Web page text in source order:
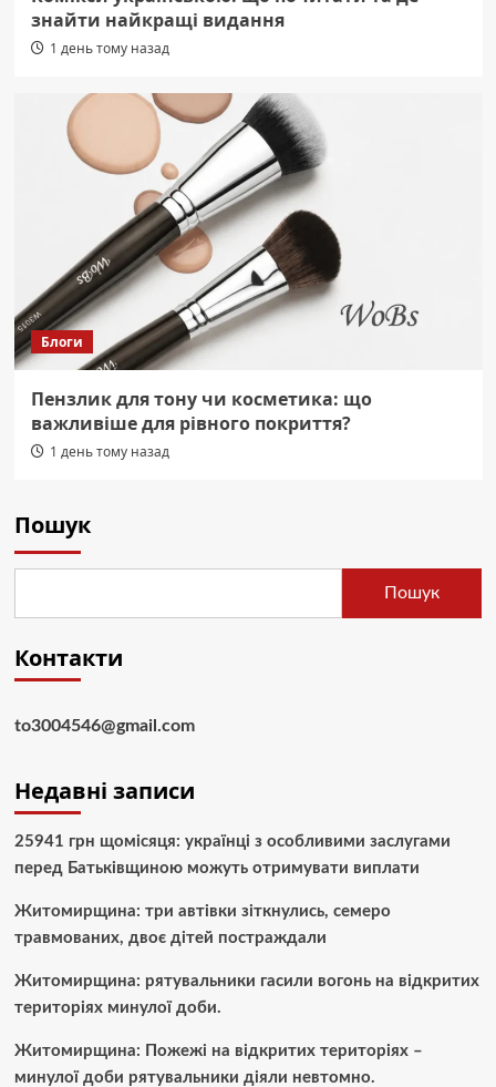
знайти найкращі видання
1 день тому назад
Блоги
Пензлик для тону чи косметика: що
важливіше для рівного покриття?
1 день тому назад
Пошук
Пошук
Контакти
to3004546@gmail.com
Недавні записи
25941 грн щомісяця: українці з особливими заслугами
перед Батьківщиною можуть отримувати виплати
Житомирщина: три автівки зіткнулись, семеро
травмованих, двоє дітей постраждали
Житомирщина: рятувальники гасили вогонь на відкритих
територіях минулої доби.
Житомирщина: Пожежі на відкритих територіях –
минулої доби рятувальники діяли невтомно.